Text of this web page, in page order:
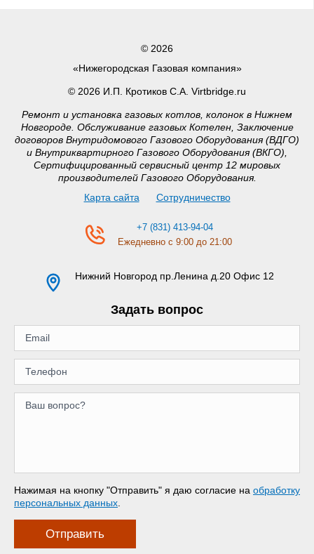
© 2026
«Нижегородская Газовая компания»
© 2026 И.П. Кротиков С.А. Virtbridge.ru
Ремонт и установка газовых котлов, колонок в Нижнем
Новгороде. Обслуживание газовых Котелен, Заключение
договоров Внутридомового Газового Оборудования (ВДГО)
и Внутриквартирного Газового Оборудования (ВКГО),
Сертифицированный сервисный центр 12 мировых
производителей Газового Оборудования.
Карта сайта
Сотрудничество
+7 (831) 413-94-04
Ежедневно с 9:00 до 21:00
Нижний Новгород пр.Ленина д.20 Офис 12
Задать вопрос
Нажимая на кнопку "Отправить" я даю согласие на обработку
персональных данных
Отправить